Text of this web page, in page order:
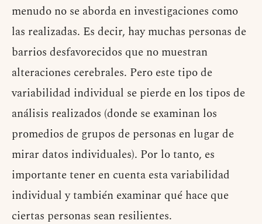
menudo no se aborda en investigaciones como
las realizadas. Es decir, hay muchas personas de
barrios desfavorecidos que no muestran
alteraciones cerebrales. Pero este tipo de
variabilidad individual se pierde en los tipos de
análisis realizados (donde se examinan los
promedios de grupos de personas en lugar de
mirar datos individuales). Por lo tanto, es
importante tener en cuenta esta variabilidad
individual y también examinar qué hace que
ciertas personas sean resilientes.